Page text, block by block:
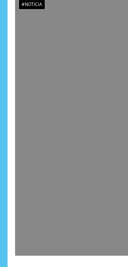
#NOTICIA